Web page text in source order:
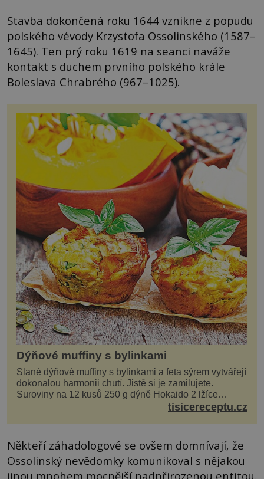
Stavba dokončená roku 1644 vznikne z popudu
polského vévody Krzystofa Ossolinského (1587–
1645). Ten prý roku 1619 na seanci naváže
kontakt s duchem prvního polského krále
Boleslava Chrabrého (967–1025).
Dýňové muffiny s bylinkami
Slané dýňové muffiny s bylinkami a feta sýrem vytvářejí
dokonalou harmonii chutí. Jistě si je zamilujete.
Suroviny na 12 kusů 250 g dýně Hokaido 2 lžíce
olivového oleje sůl, pepř hrst nasekaných špen...
tisicereceptu.cz
Někteří záhadologové se ovšem domnívají, že
Ossolinský nevědomky komunikoval s nějakou
jinou mnohem mocnější nadpřirozenou entitou.